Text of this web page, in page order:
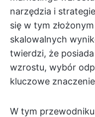
narzędzia i
się w tym
skalowalnych
twierdzi, że
wzrostu, wybór
kluczowe
W tym